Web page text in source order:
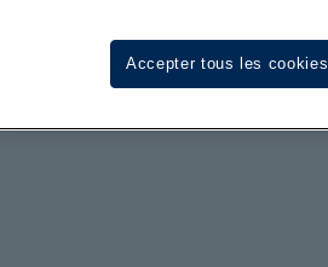
Accepter tous les cookies